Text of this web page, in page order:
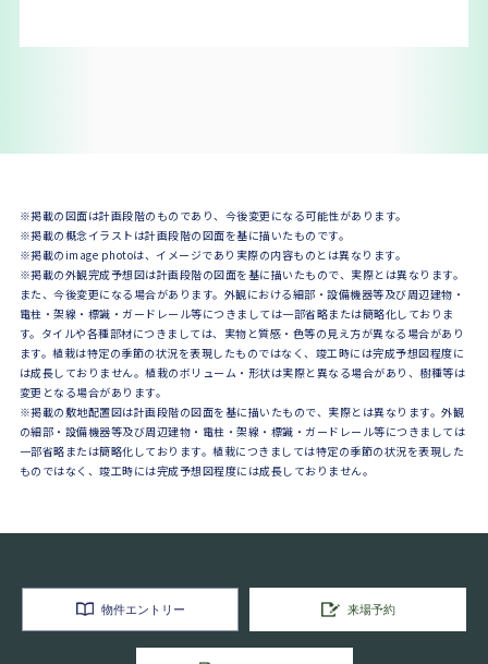
※掲載の図面は計画段階のものであり、今後変更になる可能性があります。
※掲載の概念イラストは計画段階の図面を基に描いたものです。
※掲載のimage photoは、イメージであり実際の内容ものとは異なります。
※掲載の外観完成予想図は計画段階の図面を基に描いたもので、実際とは異なります。
また、今後変更になる場合があります。外観における細部・設備機器等及び周辺建物・
電柱・架線・標識・ガードレール等につきましては一部省略または簡略化しておりま
す。タイルや各種部材につきましては、実物と質感・色等の見え方が異なる場合があり
ます。植栽は特定の季節の状況を表現したものではなく、竣工時には完成予想図程度に
は成長しておりません。植栽のボリューム・形状は実際と異なる場合があり、樹種等は
変更となる場合があります。
※掲載の敷地配置図は計画段階の図面を基に描いたもので、実際とは異なります。外観
の細部・設備機器等及び周辺建物・電柱・架線・標識・ガードレール等につきましては
一部省略または簡略化しております。植栽につきましては特定の季節の状況を表現した
ものではなく、竣工時には完成予想図程度には成長しておりません。
物件エントリー 来場予約